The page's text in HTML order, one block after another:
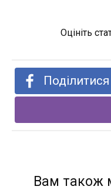
Оцініть
Вам також